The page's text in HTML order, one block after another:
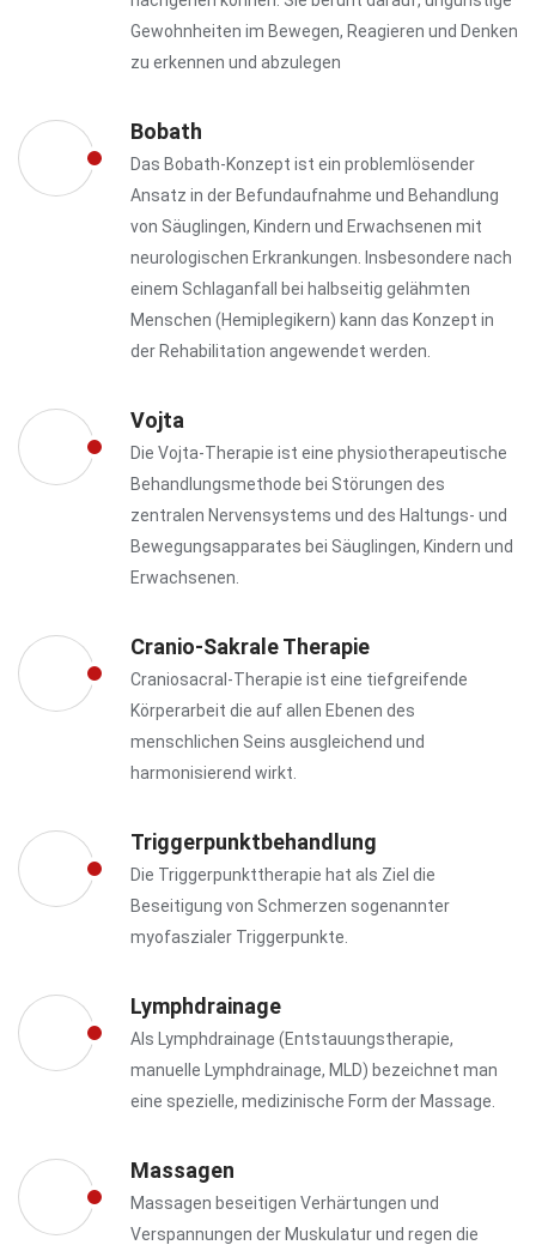
Gewohnheiten im Bewegen, Reagieren und Denken
zu erkennen und abzulegen
Bobath
Das Bobath-Konzept ist ein problemlösender
Ansatz in der Befundaufnahme und Behandlung
von Säuglingen, Kindern und Erwachsenen mit
neurologischen Erkrankungen. Insbesondere nach
einem Schlaganfall bei halbseitig gelähmten
Menschen (Hemiplegikern) kann das Konzept in
der Rehabilitation angewendet werden.
Vojta
Die Vojta-Therapie ist eine physiotherapeutische
Behandlungsmethode bei Störungen des
zentralen Nervensystems und des Haltungs- und
Bewegungsapparates bei Säuglingen, Kindern und
Erwachsenen.
Cranio-Sakrale Therapie
Craniosacral-Therapie ist eine tiefgreifende
Körperarbeit die auf allen Ebenen des
menschlichen Seins ausgleichend und
harmonisierend wirkt.
Triggerpunktbehandlung
Die Triggerpunkttherapie hat als Ziel die
Beseitigung von Schmerzen sogenannter
myofaszialer Triggerpunkte.
Lymphdrainage
Als Lymphdrainage (Entstauungstherapie,
manuelle Lymphdrainage, MLD) bezeichnet man
eine spezielle, medizinische Form der Massage.
Massagen
Massagen beseitigen Verhärtungen und
Verspannungen der Muskulatur und regen die